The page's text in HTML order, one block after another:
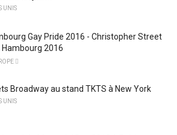
UNIS
Gay Pride 2016 - Christopher Street
Hambourg 2016

Broadway au stand TKTS à New York
UNIS